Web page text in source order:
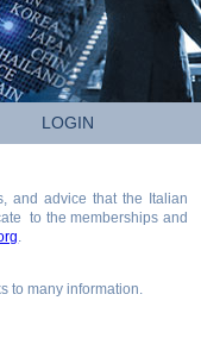
LOGIN
and advice that the Italian
to the memberships and
.
to many information.